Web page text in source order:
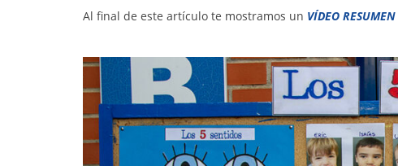
Al final de este artículo te mostramos un VÍDEO RESUMEN